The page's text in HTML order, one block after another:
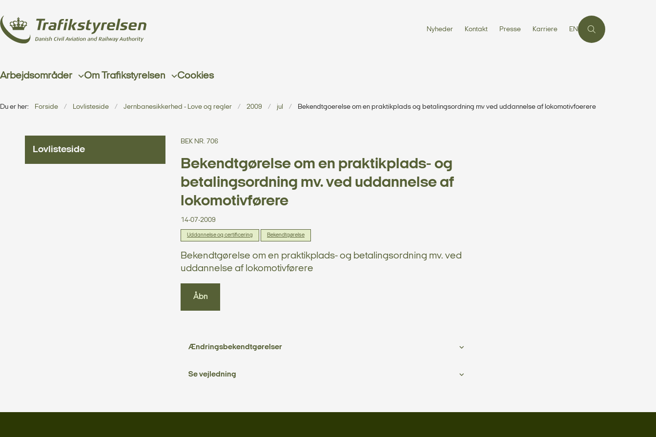
Nyheder Kontakt Presse Karriere EN
Arbejdsområder Om Trafikstyrelsen Cookies
Du er her: Forside Lovlisteside Jernbanesikkerhed - Love og regler 2009 jul Bekendtgoerelse om en praktikplads og betalingsordning mv ved uddannelse af lokomotivfoerere
Lovlisteside
BEK NR. 706
Bekendtgørelse om en praktikplads- og
betalingsordning mv. ved uddannelse af
lokomotivførere
14-07-2009
Uddannelse og certificering Bekendtgørelse
Bekendtgørelse om en praktikplads- og betalingsordning mv. ved
uddannelse af lokomotivførere
Åbn
Ændringsbekendtgørelser
Se vejledning